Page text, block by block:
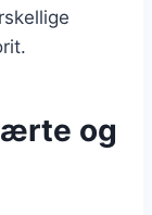
og